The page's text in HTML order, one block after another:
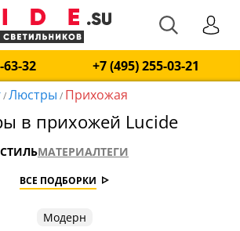
63-32
+7 (495) 255-03-21
/Люстры / Прихожая
в прихожей Lucide
СТИЛЬМАТЕРИАЛТЕГИ
ВСЕ ПОДБОРКИ
Модерн